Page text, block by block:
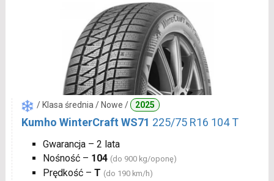
/ Klasa średnia / Nowe / 2025
Kumho WinterCraft WS71 225/75 R16 104 T
Gwarancja – 2 lata
Nośność – 104 (do 900 kg/oponę)
Prędkość – T (do 190 km/h)